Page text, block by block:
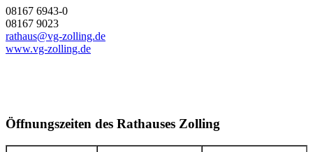
08167 6943-0
08167 9023
rathaus@vg-zolling.de
www.vg-zolling.de
Öffnungszeiten des Rathauses Zolling